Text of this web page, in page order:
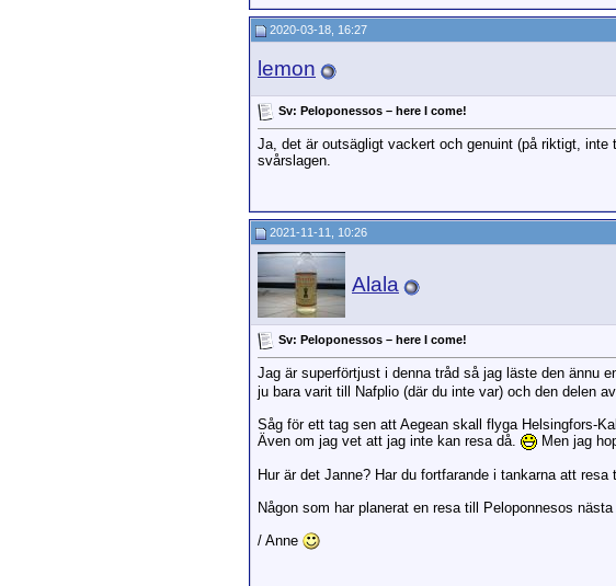
2020-03-18, 16:27
lemon
Sv: Peloponessos – here I come!
Ja, det är outsägligt vackert och genuint (på riktigt,
svårslagen.
2021-11-11, 10:26
Alala
Sv: Peloponessos – here I come!
Jag är superförtjust i denna tråd så jag läste den ännu
ju bara varit till Nafplio (där du inte var) och den delen
Såg för ett tag sen att Aegean skall flyga Helsingfors-
Även om jag vet att jag inte kan resa då.
Men jag
Hur är det Janne? Har du fortfarande i tankarna att
Någon som har planerat en resa till Peloponnesos nästa
/ Anne